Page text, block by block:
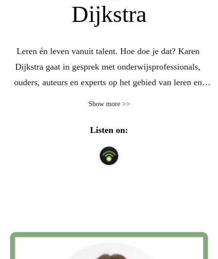
Dijkstra
Leren én leven vanuit talent. Hoe doe je dat? Karen
Dijkstra gaat in gesprek met onderwijsprofessionals,
ouders, auteurs en experts op het gebied van leren en
leerproblemen, met de focus op talent, kijken naar wat er
wél kan bij leren op school en daarna.
Show more >>
Listen on: